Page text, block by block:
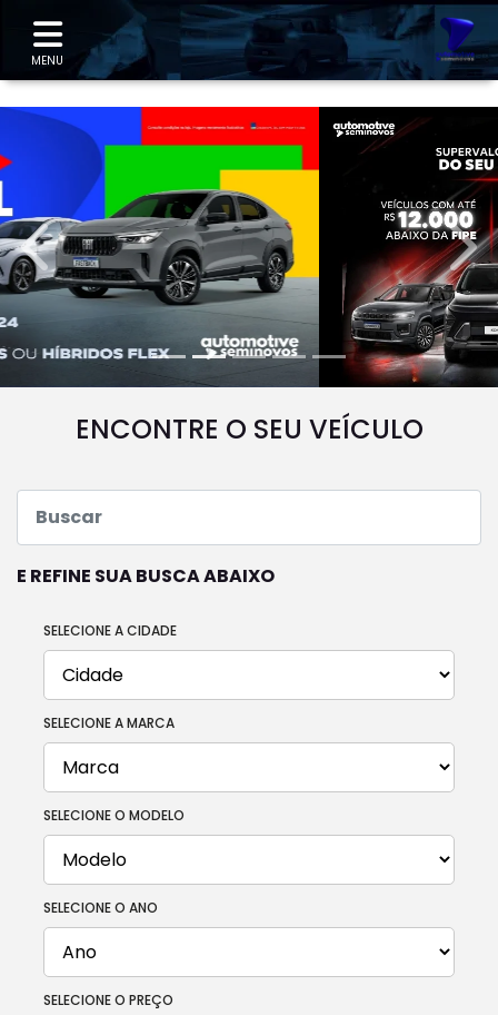
MENU
templates.template-
ENCONTRE O SEU VEÍCULO
E REFINE SUA BUSCA ABAIXO
SELECIONE A CIDADE
SELECIONE A MARCA
SELECIONE O MODELO
SELECIONE O ANO
SELECIONE O PREÇO